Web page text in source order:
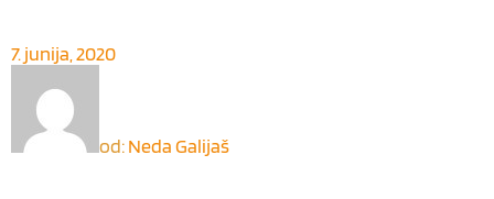
7. junija, 2020
od:Neda Galijaš